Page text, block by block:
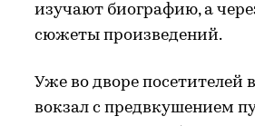
изучают биографию, а
сюжеты произведений.
Уже во дворе
вокзал с предвкушением